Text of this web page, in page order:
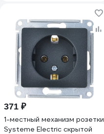
371 ₽
1-местный механизм розетки
Systeme Electric скрытой